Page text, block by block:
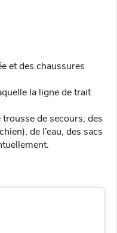
et des chaussures
la ligne de trait
de secours, des
de l’eau, des sacs